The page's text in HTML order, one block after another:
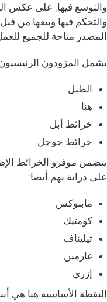
والتوسع فيها. على عكس
والتحكم فيها وبيعها من
المصدر متاحة للجميع
يشمل المزودون
الطبل
هنا
خرائط أبل
خرائط جوجل
يتضمن موفرو الخرائط
على دراية بهم أيضا:
ماببوكس
كومتيك
تيليناف
غارمين
إزري
النقطة الأساسية هنا هي